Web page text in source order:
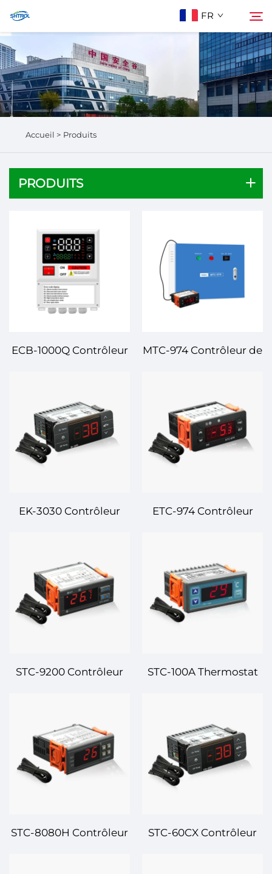
FR
À Propos De Nous
Produits
Rechercher
Accueil > Produits
PRODUITS
ECB-1000Q Contrôleur
Fiable de Contrôle de
Température pour
Usage Industriel et
Commercial
MTC-974 Contrôleur de
Température de Haute
Précision et Fiable
pour Diverses
Applications
EK-3030 Contrôleur
Régulation de
Température Avancée
pour Applications
Industrielles et
ETC-974 Contrôleur
Performance, Contrôle
Précis de la
Température pour
Applications
STC-9200 Contrôleur
de Température
Avancé, Multi-Étapes
pour Applications
Industrielles et
STC-100A Thermostat
Numérique – Gestion
Précise et Fiable de la
Température pour Vos
STC-8080H Contrôleur
STC-60CX Contrôleur